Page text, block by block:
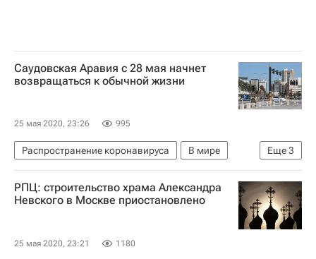
Саудовская Аравия с 28 мая начнет
возвращаться к обычной жизни
25 мая 2020, 23:26 995
Еще3
Распространение коронавируса
В мире
Саудовская Аравия
Коронавирусы
Коронавирус COVID-19
РПЦ: строительство храма Александра
Невского в Москве приостановлено
25 мая 2020, 23:21 1180